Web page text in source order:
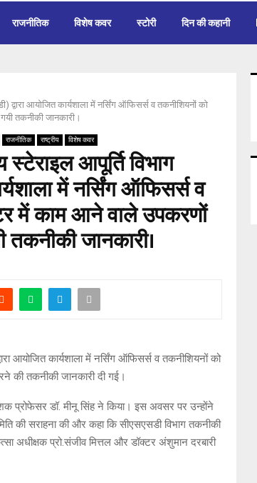
राजनीतिक विशेष कवर स्टोरी दिन की कहानी
आयोजित कार्यशाला में नर्सिंग ऑफिसर्स व तकनीशियनों को
तकनीकी जानकारी।
राजनीतिक राष्ट्रीय विशेष कवर
आपूर्ति विभाग
में नर्सिंग ऑफिसर्स व
में काम आने वाले उपकरणों
जानकारी।
आयोजित कार्यशाला में नर्सिंग ऑफिसर्स व तकनीशियनों को
की तकनीकी जानकारी दी गई।
प्रोफेसर डॉ. मीनू सिंह ने किया। इस अवसर पर उन्होंने
की सराहना की और कहा कि सीएसएसडी विभाग तकनीकी
अधीक्षक प्रो.संजीव मित्तल और डॉक्टर अंशुमान दरबारी